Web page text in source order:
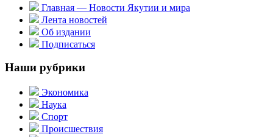
Главная — Новости Якутии и мира
Лента новостей
Об издании
Подписаться
Наши рубрики
Экономика
Наука
Спорт
Происшествия